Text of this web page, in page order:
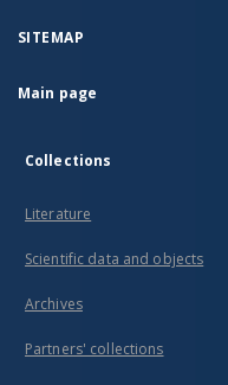
SITEMAP
Main page
Collections
Literature
Scientific data and objects
Archives
Partners' collections